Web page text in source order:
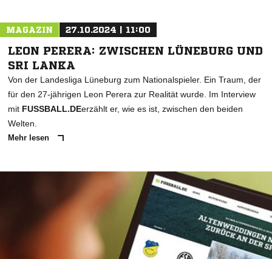
MAGAZIN 27.10.2024 | 11:00
LEON PERERA: ZWISCHEN LÜNEBURG UND
SRI LANKA
Von der Landesliga Lüneburg zum Nationalspieler. Ein Traum, der
für den 27-jährigen Leon Perera zur Realität wurde. Im Interview
mit FUSSBALL.DEerzählt er, wie es ist, zwischen den beiden
Welten.
Mehr lesen